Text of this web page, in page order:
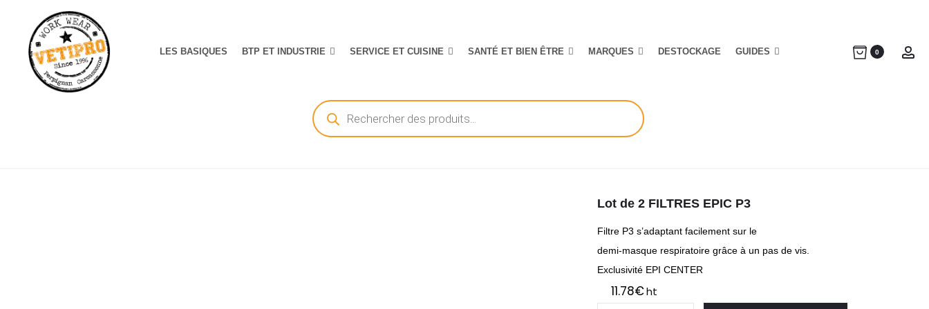
LES BASIQUES BTP ET INDUSTRIE SERVICE ET CUISINE SANTÉ ET BIEN ÊTRE MARQUES DESTOCKAGE GUIDES 0
Recherche
de
produits
Lot de 2 FILTRES EPIC P3
Filtre P3 s’adaptant facilement sur le
demi-masque respiratoire grâce à un pas de vis.
Exclusivité EPI CENTER
11.78€ht